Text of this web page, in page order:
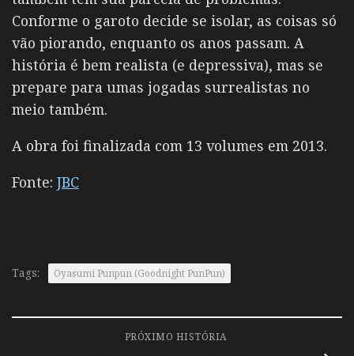
Conforme o garoto decide se isolar, as coisas só
vão piorando, enquanto os anos passam. A
história é bem realista (e depressiva), mas se
prepare para umas jogadas surrealistas no
meio também.
A obra foi finalizada com 13 volumes em 2013.
Fonte: JBC
Tags: Oyasumi Punpun (Goodnight PunPun)
PRÓXIMO HISTÓRIA